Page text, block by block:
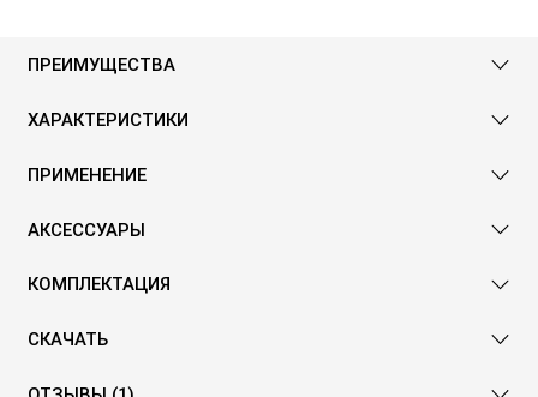
ПРЕИМУЩЕСТВА
ХАРАКТЕРИСТИКИ
ПРИМЕНЕНИЕ
АКСЕССУАРЫ
КОМПЛЕКТАЦИЯ
СКАЧАТЬ